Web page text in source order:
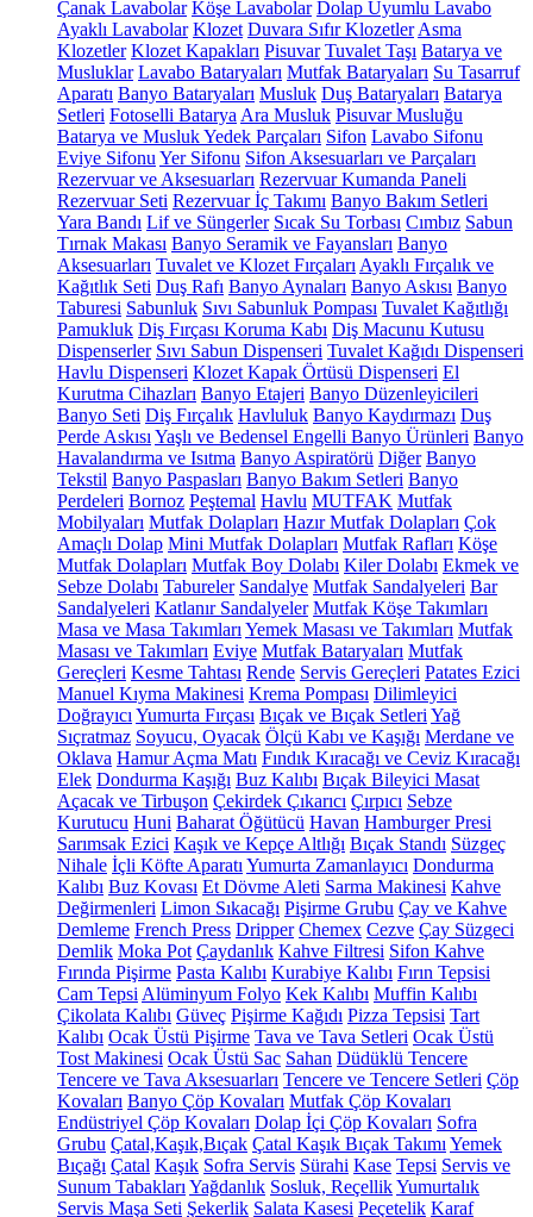
Çanak Lavabolar Köşe Lavabolar Dolap Uyumlu Lavabo
Ayaklı Lavabolar Klozet Duvara Sıfır Klozetler Asma
Klozetler Klozet Kapakları Pisuvar Tuvalet Taşı Batarya ve
Musluklar Lavabo Bataryaları Mutfak Bataryaları Su Tasarruf
Aparatı Banyo Bataryaları Musluk Duş Bataryaları Batarya
Setleri Fotoselli Batarya Ara Musluk Pisuvar Musluğu
Batarya ve Musluk Yedek Parçaları Sifon Lavabo Sifonu
Eviye Sifonu Yer Sifonu Sifon Aksesuarları ve Parçaları
Rezervuar ve Aksesuarları Rezervuar Kumanda Paneli
Rezervuar Seti Rezervuar İç Takımı Banyo Bakım Setleri
Yara Bandı Lif ve Süngerler Sıcak Su Torbası Cımbız Sabun
Tırnak Makası Banyo Seramik ve Fayansları Banyo
Aksesuarları Tuvalet ve Klozet Fırçaları Ayaklı Fırçalık ve
Kağıtlık Seti Duş Rafı Banyo Aynaları Banyo Askısı Banyo
Taburesi Sabunluk Sıvı Sabunluk Pompası Tuvalet Kağıtlığı
Pamukluk Diş Fırçası Koruma Kabı Diş Macunu Kutusu
Dispenserler Sıvı Sabun Dispenseri Tuvalet Kağıdı Dispenseri
Havlu Dispenseri Klozet Kapak Örtüsü Dispenseri El
Kurutma Cihazları Banyo Etajeri Banyo Düzenleyicileri
Banyo Seti Diş Fırçalık Havluluk Banyo Kaydırmazı Duş
Perde Askısı Yaşlı ve Bedensel Engelli Banyo Ürünleri Banyo
Havalandırma ve Isıtma Banyo Aspiratörü Diğer Banyo
Tekstil Banyo Paspasları Banyo Bakım Setleri Banyo
Perdeleri Bornoz Peştemal Havlu MUTFAK Mutfak
Mobilyaları Mutfak Dolapları Hazır Mutfak Dolapları Çok
Amaçlı Dolap Mini Mutfak Dolapları Mutfak Rafları Köşe
Mutfak Dolapları Mutfak Boy Dolabı Kiler Dolabı Ekmek ve
Sebze Dolabı Tabureler Sandalye Mutfak Sandalyeleri Bar
Sandalyeleri Katlanır Sandalyeler Mutfak Köşe Takımları
Masa ve Masa Takımları Yemek Masası ve Takımları Mutfak
Masası ve Takımları Eviye Mutfak Bataryaları Mutfak
Gereçleri Kesme Tahtası Rende Servis Gereçleri Patates Ezici
Manuel Kıyma Makinesi Krema Pompası Dilimleyici
Doğrayıcı Yumurta Fırçası Bıçak ve Bıçak Setleri Yağ
Sıçratmaz Soyucu, Oyacak Ölçü Kabı ve Kaşığı Merdane ve
Oklava Hamur Açma Matı Fındık Kıracağı ve Ceviz Kıracağı
Elek Dondurma Kaşığı Buz Kalıbı Bıçak Bileyici Masat
Açacak ve Tirbuşon Çekirdek Çıkarıcı Çırpıcı Sebze
Kurutucu Huni Baharat Öğütücü Havan Hamburger Presi
Sarımsak Ezici Kaşık ve Kepçe Altlığı Bıçak Standı Süzgeç
Nihale İçli Köfte Aparatı Yumurta Zamanlayıcı Dondurma
Kalıbı Buz Kovası Et Dövme Aleti Sarma Makinesi Kahve
Değirmenleri Limon Sıkacağı Pişirme Grubu Çay ve Kahve
Demleme French Press Dripper Chemex Cezve Çay Süzgeci
Demlik Moka Pot Çaydanlık Kahve Filtresi Sifon Kahve
Fırında Pişirme Pasta Kalıbı Kurabiye Kalıbı Fırın Tepsisi
Cam Tepsi Alüminyum Folyo Kek Kalıbı Muffin Kalıbı
Çikolata Kalıbı Güveç Pişirme Kağıdı Pizza Tepsisi Tart
Kalıbı Ocak Üstü Pişirme Tava ve Tava Setleri Ocak Üstü
Tost Makinesi Ocak Üstü Sac Sahan Düdüklü Tencere
Tencere ve Tava Aksesuarları Tencere ve Tencere Setleri Çöp
Kovaları Banyo Çöp Kovaları Mutfak Çöp Kovaları
Endüstriyel Çöp Kovaları Dolap İçi Çöp Kovaları Sofra
Grubu Çatal,Kaşık,Bıçak Çatal Kaşık Bıçak Takımı Yemek
Bıçağı Çatal Kaşık Sofra Servis Sürahi Kase Tepsi Servis ve
Sunum Tabakları Yağdanlık Sosluk, ReçellikYumurtalık
Servis Maşa Seti Şekerlik Salata Kasesi Peçetelik Karaf